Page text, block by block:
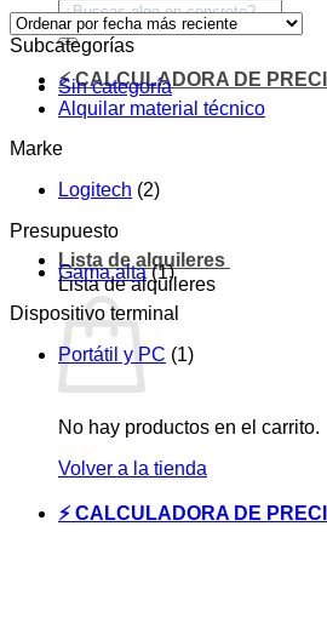
⚡ CALCULADORA DE
Lista de alquileres
Lista de alquileres
No hay productos en el carrito.
Volver a la tienda
⚡ CALCULADORA DE
Subcategorías
Sin categoría
Alquilar material técnico
Marke
Logitech (2)
Presupuesto
Gama alta (1)
Dispositivo terminal
Portátil y PC (1)